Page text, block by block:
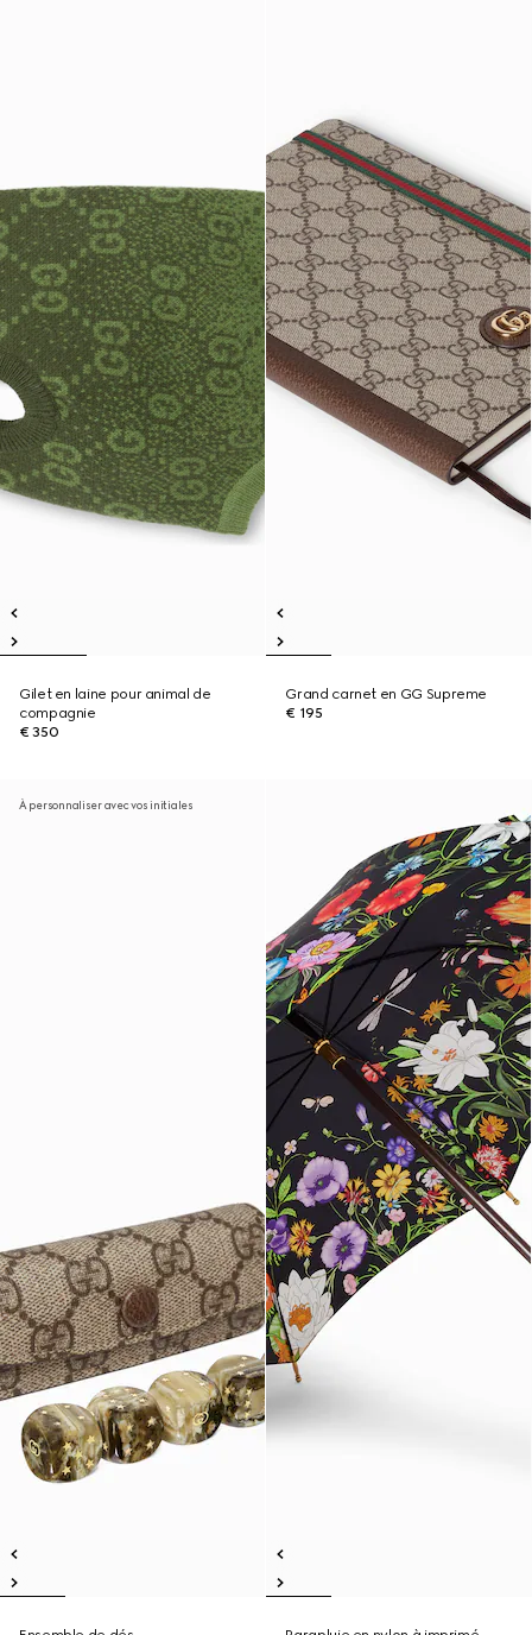
Gilet en laine pour animal de
compagnie
€ 350
Grand carnet en GG Supreme
€ 195
À personnaliser avec vos initiales